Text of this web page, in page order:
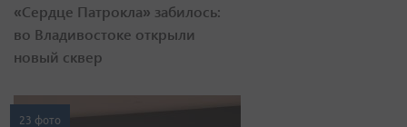
«Сердце Патрокла» забилось:
во Владивостоке открыли
новый сквер
23 фото